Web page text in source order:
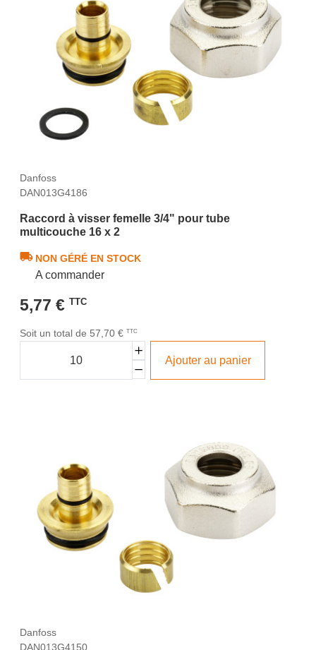
Danfoss
DAN013G4186
Raccord à visser femelle 3/4" pour tube
multicouche 16 x 2
NON GÉRÉ EN STOCK
A commander
5,77 € TTC
Soit un total de 57,70 € TTC
Ajouter au panier
Danfoss
DAN013G4150